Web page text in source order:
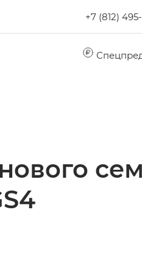
+7 (812)